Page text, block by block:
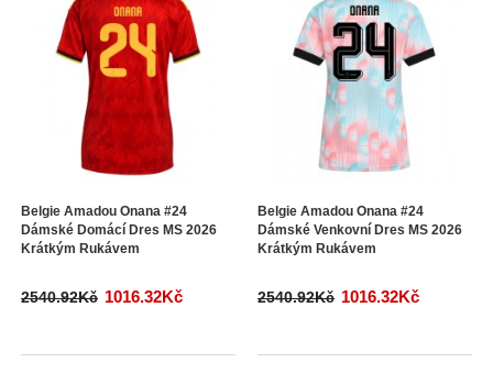
Belgie Amadou Onana #24
Dámské Domácí Dres MS 2026
Krátkým Rukávem
2540.92Kč 1016.32Kč
Belgie Amadou Onana #24
Dámské Venkovní Dres MS 2026
Krátkým Rukávem
2540.92Kč 1016.32Kč